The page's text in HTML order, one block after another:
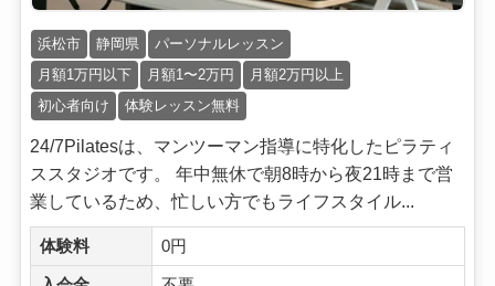
浜松市 静岡県
パーソナルレッスン
月額1万円以下
月額1〜2万円
月額2万円以上
初心者向け
体験レッスン無料
24/7Pilatesは、マンツーマン指導に特化したピラティ
ススタジオです。 年中無休で朝8時から夜21時まで営
業しているため、忙しい方でもライフスタイル...
体験料 0円